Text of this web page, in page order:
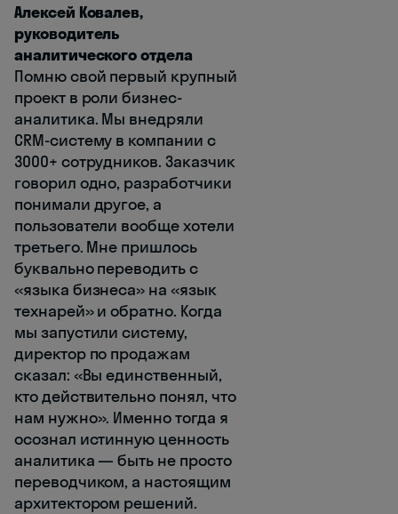
Алексей Ковалев,
руководитель
аналитического отдела
Помню свой первый крупный
проект в роли бизнес-
аналитика. Мы внедряли
CRM-систему в компании с
3000+ сотрудников. Заказчик
говорил одно, разработчики
понимали другое, а
пользователи вообще хотели
третьего. Мне пришлось
буквально переводить с
«языка бизнеса» на «язык
технарей» и обратно. Когда
мы запустили систему,
директор по продажам
сказал: «Вы единственный,
кто действительно понял, что
нам нужно». Именно тогда я
осознал истинную ценность
аналитика — быть не просто
переводчиком, а настоящим
архитектором решений.